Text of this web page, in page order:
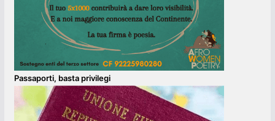
Passaporti, basta privilegi